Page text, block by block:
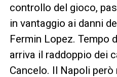
controllo del gioco,
in vantaggio ai danni
Fermin Lopez. Tempo
arriva il raddoppio dei
Cancelo. Il Napoli però